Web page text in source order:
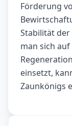
Förderung
Stabilität
man sich
einsetzt,
Zaunkönigs